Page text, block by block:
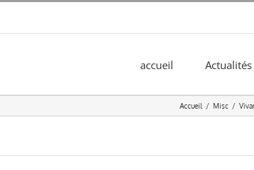
accueil Actualités
Accueil Misc